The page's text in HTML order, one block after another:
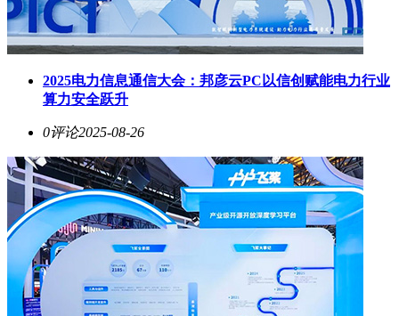
2025电力信息通信大会：邦彦云PC以信创赋能电力行业
算力安全跃升
0评论2025-08-26